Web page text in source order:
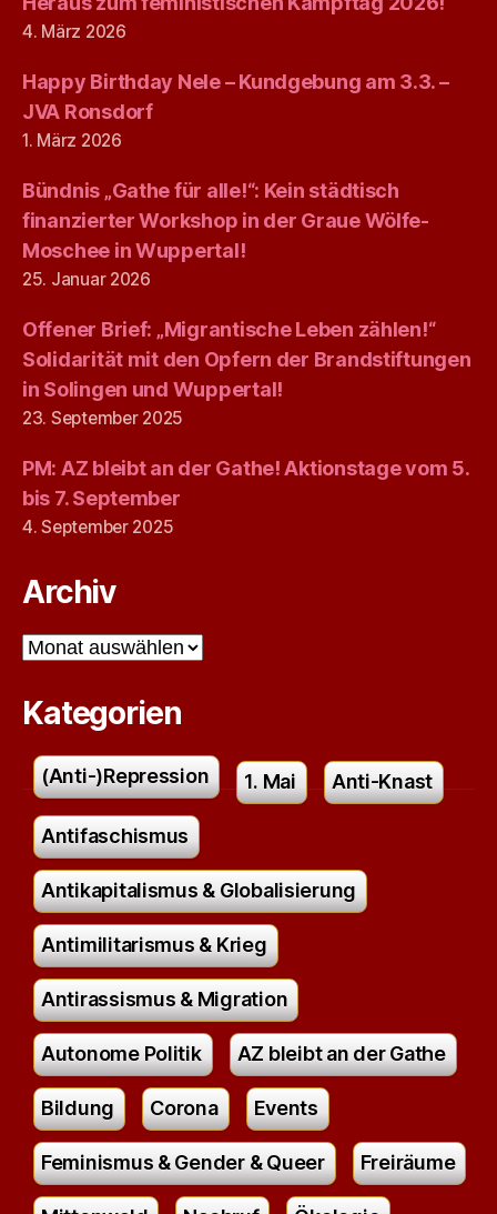
4. März 2026
Happy Birthday Nele – Kundgebung am 3.3. –
JVA Ronsdorf
1. März 2026
Bündnis „Gathe für alle!“: Kein städtisch
finanzierter Workshop in der Graue Wölfe-
Moschee in Wuppertal!
25. Januar 2026
Offener Brief: „Migrantische Leben zählen!“
Solidarität mit den Opfern der Brandstiftungen
in Solingen und Wuppertal!
23. September 2025
PM: AZ bleibt an der Gathe! Aktionstage vom 5.
bis 7. September
4. September 2025
Archiv
Archiv
Kategorien
(Anti-)Repression 1. Mai Anti-Knast
Antifaschismus
Antikapitalismus & Globalisierung
Antimilitarismus & Krieg
Antirassismus & Migration
Autonome Politik AZ bleibt an der Gathe
Bildung Corona Events
Feminismus & Gender & Queer Freiräume